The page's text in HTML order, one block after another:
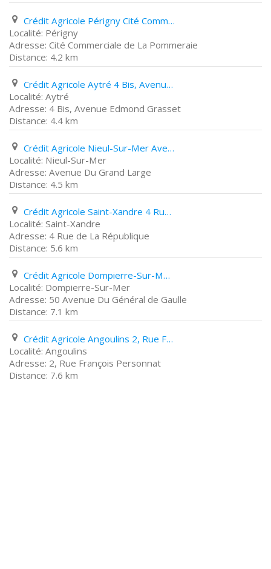
Crédit Agricole Périgny Cité Commerciale de La Pommeraie
Périgny
Cité Commerciale de La Pommeraie
4.2 km
Crédit Agricole Aytré 4 Bis, Avenue Edmond Grasset
Aytré
4 Bis, Avenue Edmond Grasset
4.4 km
Crédit Agricole Nieul-Sur-Mer Avenue Du Grand Large
Nieul-Sur-Mer
Avenue Du Grand Large
4.5 km
Crédit Agricole Saint-Xandre 4 Rue de La République
Saint-Xandre
4 Rue de La République
5.6 km
Crédit Agricole Dompierre-Sur-Mer 50 Avenue Du Général de Gaulle
Dompierre-Sur-Mer
50 Avenue Du Général de Gaulle
7.1 km
Crédit Agricole Angoulins 2, Rue François Personnat
Angoulins
2, Rue François Personnat
7.6 km